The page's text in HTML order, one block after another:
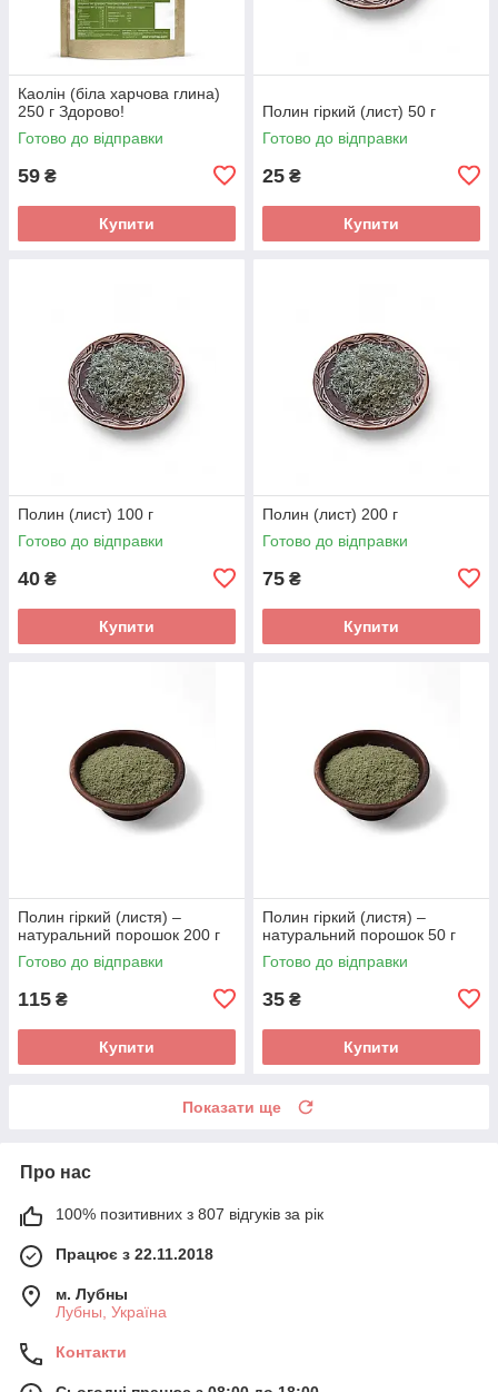
Каолін (біла харчова глина)
250 г Здорово!
Готово до відправки
59 ₴
Купити
Полин гіркий (лист) 50 г
Готово до відправки
25 ₴
Купити
Полин (лист) 100 г
Готово до відправки
40 ₴
Купити
Полин (лист) 200 г
Готово до відправки
75 ₴
Купити
Полин гіркий (листя) –
натуральний порошок 200 г
Готово до відправки
115 ₴
Купити
Полин гіркий (листя) –
натуральний порошок 50 г
Готово до відправки
35 ₴
Купити
Показати ще
Про нас
100% позитивних з 807 відгуків за рік
Працює з 22.11.2018
м. Лубны
Лубны, Україна
Контакти